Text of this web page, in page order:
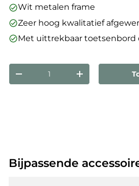
Wit metalen frame
Zeer hoog kwalitatief
Met uittrekbaar toetsenbord
Aantal
Verlaag de hoeveelheid
Verhoog de
Bijpassende